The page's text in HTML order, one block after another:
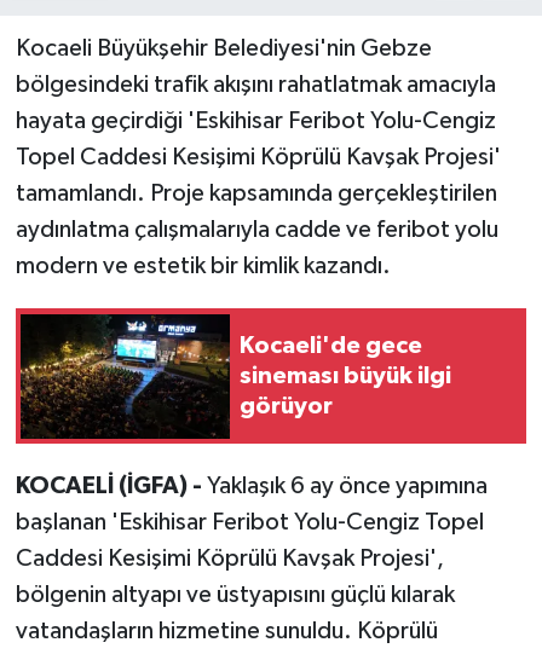
Kocaeli Büyükşehir Belediyesi'nin Gebze
bölgesindeki trafik akışını rahatlatmak amacıyla
hayata geçirdiği 'Eskihisar Feribot Yolu-Cengiz
Topel Caddesi Kesişimi Köprülü Kavşak Projesi'
tamamlandı. Proje kapsamında gerçekleştirilen
aydınlatma çalışmalarıyla cadde ve feribot yolu
modern ve estetik bir kimlik kazandı.
Kocaeli'de gece
sineması büyük ilgi
görüyor
KOCAELİ (İGFA) - Yaklaşık 6 ay önce yapımına
başlanan 'Eskihisar Feribot Yolu-Cengiz Topel
Caddesi Kesişimi Köprülü Kavşak Projesi',
bölgenin altyapı ve üstyapısını güçlü kılarak
vatandaşların hizmetine sunuldu. Köprülü